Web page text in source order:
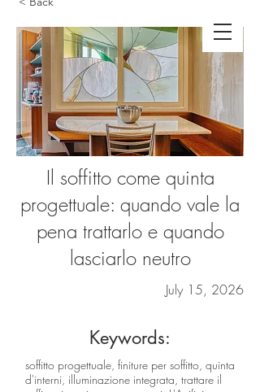
Il soffitto come quinta
progettuale: quando vale la
pena trattarlo e quando
lasciarlo neutro
July 15, 2026
Keywords:
soffitto progettuale, finiture per soffitto, quinta
d'interni, illuminazione integrata, trattare il